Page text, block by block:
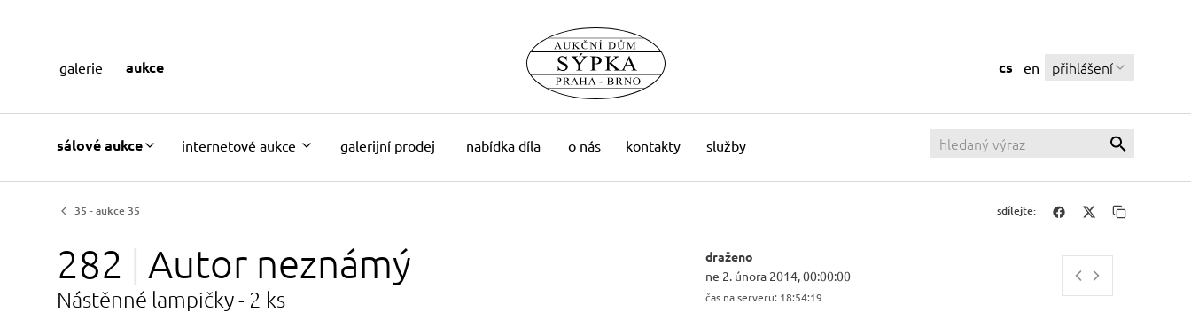
sálové aukce internetové aukce galerijní prodej nabídka díla o nás kontakty služby
cs en přihlášení
galerie aukce
35 - aukce 35 sdílejte:
282 Autor neznámý
Nástěnné lampičky - 2 ks
draženo
ne 2. února 2014, 00:00:00
čas na serveru: 18:54:20